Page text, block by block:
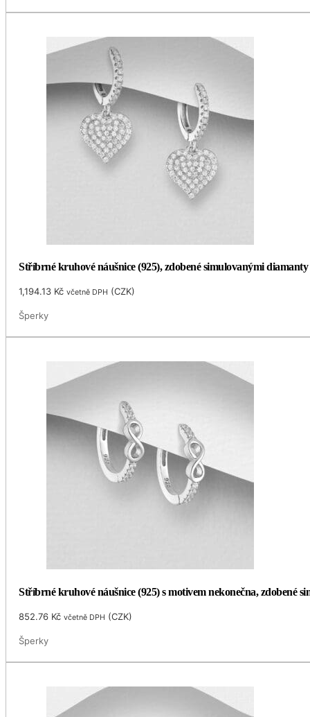
Stříbrné kruhové náušnice (925), zdobené simulovanými
1,194.13 Kč včetně DPH (CZK)
Šperky
Stříbrné kruhové náušnice (925) s motivem nekonečna, zdobené
852.76 Kč včetně DPH (CZK)
Šperky